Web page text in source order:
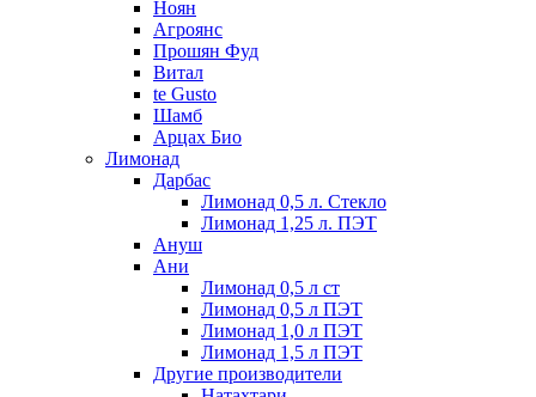
Ноян
Агроянс
Прошян Фуд
Витал
te Gusto
Шамб
Арцах Био
Лимонад
Дарбас
Лимонад 0,5 л. Стекло
Лимонад 1,25 л. ПЭТ
Ануш
Ани
Лимонад 0,5 л ст
Лимонад 0,5 л ПЭТ
Лимонад 1,0 л ПЭТ
Лимонад 1,5 л ПЭТ
Другие производители